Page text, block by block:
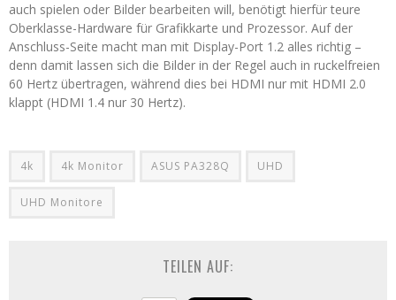
auch spielen oder Bilder bearbeiten will, benötigt hierfür teure
Oberklasse-Hardware für Grafikkarte und Prozessor. Auf der
Anschluss-Seite macht man mit Display-Port 1.2 alles richtig –
denn damit lassen sich die Bilder in der Regel auch in ruckelfreien
60 Hertz übertragen, während dies bei HDMI nur mit HDMI 2.0
klappt (HDMI 1.4 nur 30 Hertz).
4k 4k Monitor ASUS PA328Q UHD
UHD Monitore
TEILEN AUF: